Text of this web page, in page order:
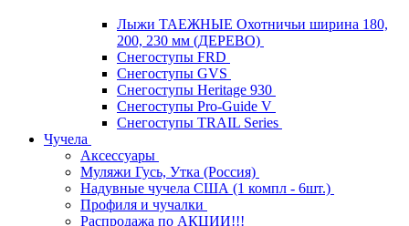
Лыжи ТАЕЖНЫЕ Охотничьи ширина 180,
200, 230 мм (ДЕРЕВО)
Снегоступы FRD
Снегоступы GVS
Снегоступы Heritage 930
Снегоступы Pro-Guide V
Снегоступы TRAIL Series
Чучела
Аксессуары
Муляжи Гусь, Утка (Россия)
Надувные чучела США (1 компл - 6шт.)
Профиля и чучалки
Распродажа по АКЦИИ!!!